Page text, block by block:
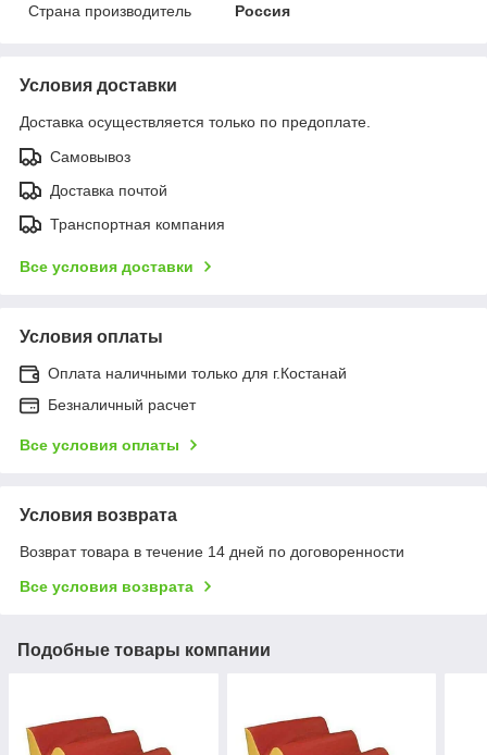
Страна производитель
Россия
Условия доставки
Доставка осуществляется только по предоплате.
Самовывоз
Доставка почтой
Транспортная компания
Все условия доставки
Условия оплаты
Оплата наличными только для г.Костанай
Безналичный расчет
Все условия оплаты
Условия возврата
Возврат товара в течение 14 дней по договоренности
Все условия возврата
Подобные товары компании